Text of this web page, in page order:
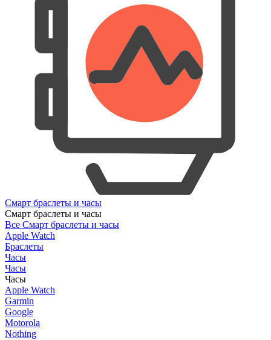
Смарт браслеты и часы
Смарт браслеты и часы
Все Смарт браслеты и часы
Apple Watch
Браслеты
Часы
Часы
Часы
Apple Watch
Garmin
Google
Motorola
Nothing